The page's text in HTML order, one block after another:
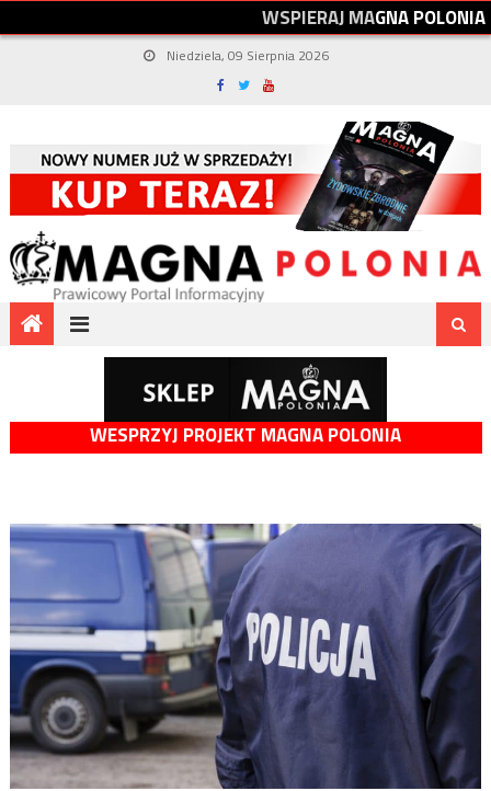
WSPIERAJMAGNAPOLONIA
Niedziela, 09 Sierpnia 2026
WESPRZYJ PROJEKT MAGNA POLONIA